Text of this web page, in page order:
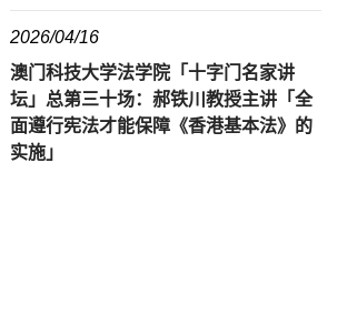
2026/04/16
澳门科技大学法学院「十字门名家讲
坛」总第三十场：郝铁川教授主讲「全
面遵行宪法才能保障《香港基本法》的
实施」